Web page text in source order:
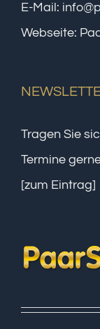
E-Mail:
Webseite:
Tragen Sie
Termine
[zum Eintrag]